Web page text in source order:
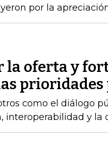
por la
la oferta y
como el diálogo
interoperabilidad y la